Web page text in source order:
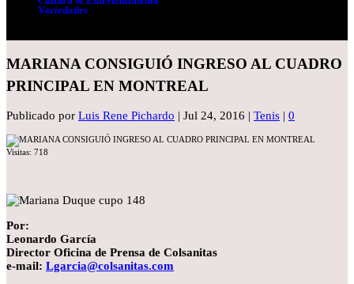
Variedades
MARIANA CONSIGUIÓ INGRESO AL CUADRO
PRINCIPAL EN MONTREAL
Publicado por Luis Rene Pichardo | Jul 24, 2016 | Tenis | 0
Visitas: 718
Por:
Leonardo García
Director Oficina de Prensa de Colsanitas
e-mail: Lgarcia@colsanitas.com